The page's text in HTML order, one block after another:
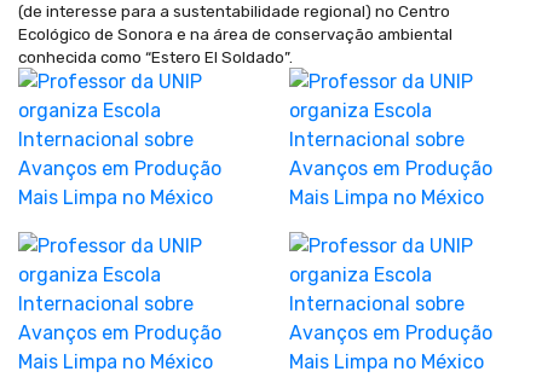
(de interesse para a sustentabilidade regional) no Centro
Ecológico de Sonora e na área de conservação ambiental
conhecida como “Estero El Soldado”.